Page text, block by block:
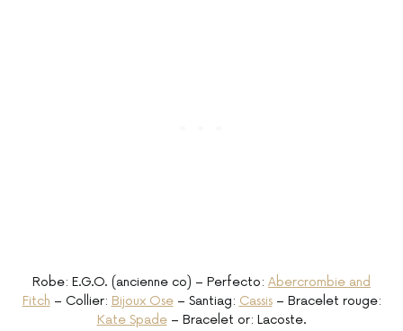
Robe: E.G.O. (ancienne co) – Perfecto: Abercrombie and
Fitch – Collier: Bijoux Ose– Santiag: Cassis– Bracelet rouge:
Kate Spade– Bracelet or: Lacoste.